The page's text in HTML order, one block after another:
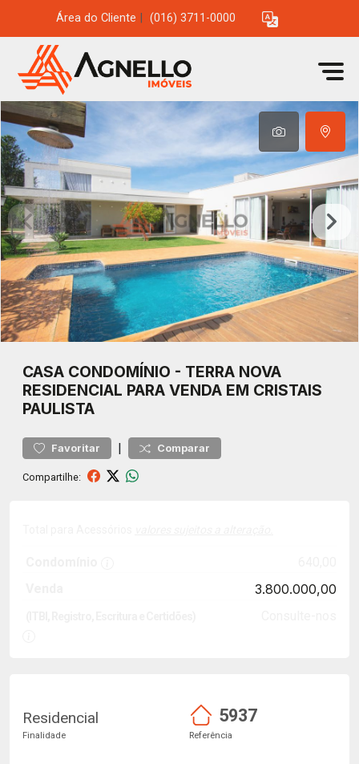
Área do Cliente (016) 3711-0000
CASA CONDOMÍNIO - TERRA NOVA
RESIDENCIAL PARA VENDA EM CRISTAIS
PAULISTA
Favoritar | Comparar
Compartilhe:
3.800.000,00
Residencial
Finalidade
5937
Referência